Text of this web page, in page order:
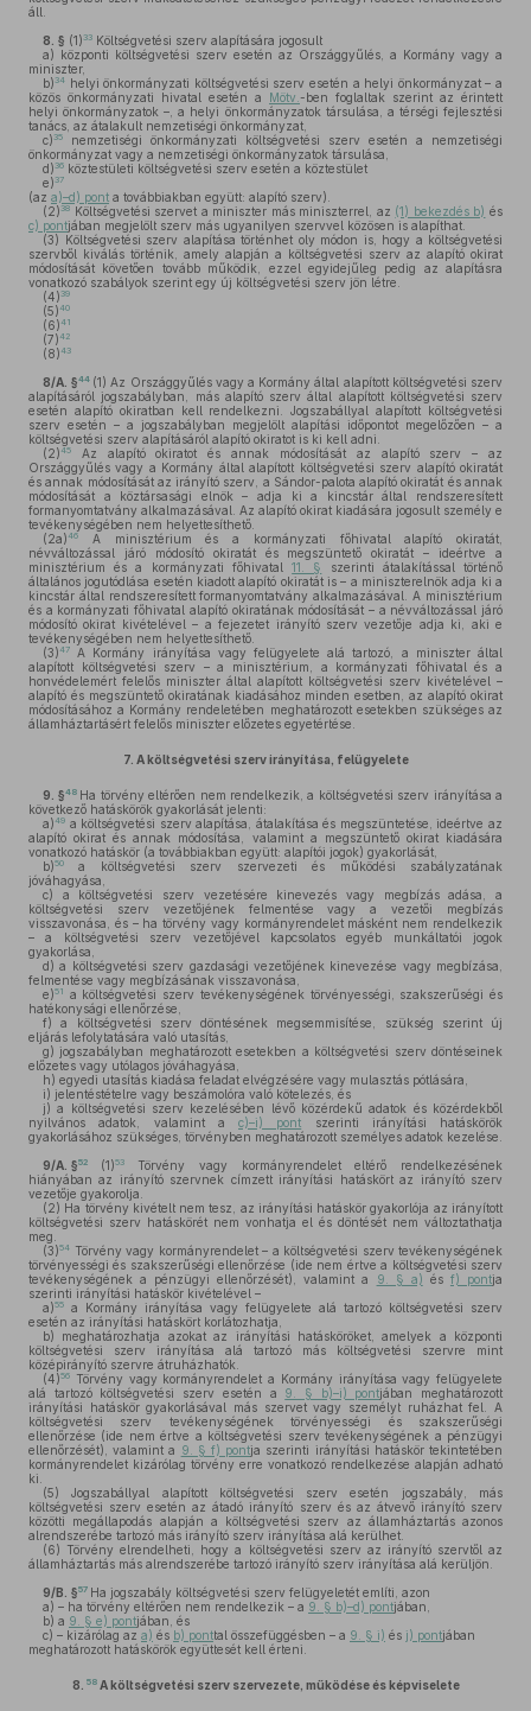
áll.
8. § (1) 33 Költségvetési szerv alapítására jogosult
a) központi költségvetési szerv esetén az Országgyűlés, a Kormány vagy a
miniszter,
b) 34 helyi önkormányzati költségvetési szerv esetén a helyi önkormányzat – a
közös önkormányzati hivatal esetén a Mötv. -ben foglaltak szerint az érintett
helyi önkormányzatok –, a helyi önkormányzatok társulása, a térségi fejlesztési
tanács, az átalakult nemzetiségi önkormányzat,
c) 35
nemzetiségi önkormányzati költségvetési szerv esetén a nemzetiségi
önkormányzat vagy a nemzetiségi önkormányzatok társulása,
d) 36 köztestületi költségvetési szerv esetén a köztestület
e) 37
(az a)–d) pont a továbbiakban együtt: alapító szerv).
(2) 38 Költségvetési szervet a miniszter más miniszterrel, az (1) bekezdés b) és
c) pontjában megjelölt szerv más ugyanilyen szervvel közösen is alapíthat.
(3) Költségvetési szerv alapítása történhet oly módon is, hogy a költségvetési
szervből kiválás történik, amely alapján a költségvetési szerv az alapító okirat
módosítását követően tovább működik, ezzel egyidejűleg pedig az alapításra
vonatkozó szabályok szerint egy új költségvetési szerv jön létre.
(4) 39
(5)40
(6)41
(7)42
(8)43
8/A. §44 (1) Az Országgyűlés vagy a Kormány által alapított költségvetési szerv
alapításáról jogszabályban, más alapító szerv által alapított költségvetési szerv
esetén alapító okiratban kell rendelkezni. Jogszabállyal alapított költségvetési
szerv esetén – a jogszabályban megjelölt alapítási időpontot megelőzően – a
költségvetési szerv alapításáról alapító okiratot is ki kell adni.
(2)45
Az alapító okiratot és annak módosítását az alapító szerv – az
Országgyűlés vagy a Kormány által alapított költségvetési szerv alapító okiratát
és annak módosítását az irányító szerv, a Sándor-palota alapító okiratát és annak
módosítását a köztársasági elnök – adja ki a kincstár által rendszeresített
formanyomtatvány alkalmazásával. Az alapító okirat kiadására jogosult személy e
tevékenységében nem helyettesíthető.
(2a)46
A minisztérium és a kormányzati főhivatal alapító okiratát,
névváltozással járó módosító okiratát és megszüntető okiratát – ideértve a
minisztérium és a kormányzati főhivatal11. §
szerinti átalakítással történő
általános jogutódlása esetén kiadott alapító okiratát is – a miniszterelnök adja ki a
kincstár által rendszeresített formanyomtatvány alkalmazásával. A minisztérium
és a kormányzati főhivatal alapító okiratának módosítását – a névváltozással járó
módosító okirat kivételével – a fejezetet irányító szerv vezetője adja ki, aki e
tevékenységében nem helyettesíthető.
(3)47
A Kormány irányítása vagy felügyelete alá tartozó, a miniszter által
alapított költségvetési szerv – a minisztérium, a kormányzati főhivatal és a
honvédelemért felelős miniszter által alapított költségvetési szerv kivételével –
alapító és megszüntető okiratának kiadásához minden esetben, az alapító okirat
módosításához a Kormány rendeletében meghatározott esetekben szükséges az
államháztartásért felelős miniszter előzetes egyetértése.
7. A költségvetési szerv irányítása, felügyelete
9. §48 Ha törvény eltérően nem rendelkezik, a költségvetési szerv irányítása a
következő hatáskörök gyakorlását jelenti:
a)49 a költségvetési szerv alapítása, átalakítása és megszüntetése, ideértve az
alapító okirat és annak módosítása, valamint a megszüntető okirat kiadására
vonatkozó hatáskör (a továbbiakban együtt: alapítói jogok) gyakorlását,
b)50
a költségvetési szerv szervezeti és működési szabályzatának
jóváhagyása,
c) a költségvetési szerv vezetésére kinevezés vagy megbízás adása, a
költségvetési szerv vezetőjének felmentése vagy a vezetői megbízás
visszavonása, és – ha törvény vagy kormányrendelet másként nem rendelkezik
– a költségvetési szerv vezetőjével kapcsolatos egyéb munkáltatói jogok
gyakorlása,
d) a költségvetési szerv gazdasági vezetőjének kinevezése vagy megbízása,
felmentése vagy megbízásának visszavonása,
e)51
a költségvetési szerv tevékenységének törvényességi, szakszerűségi és
hatékonysági ellenőrzése,
f) a költségvetési szerv döntésének megsemmisítése, szükség szerint új
eljárás lefolytatására való utasítás,
g) jogszabályban meghatározott esetekben a költségvetési szerv döntéseinek
előzetes vagy utólagos jóváhagyása,
h) egyedi utasítás kiadása feladat elvégzésére vagy mulasztás pótlására,
i) jelentéstételre vagy beszámolóra való kötelezés, és
j) a költségvetési szerv kezelésében lévő közérdekű adatok és közérdekből
nyilvános adatok, valamint a c)–i) pont szerinti irányítási hatáskörök
gyakorlásához szükséges, törvényben meghatározott személyes adatok kezelése.
9/A. §52 (1)53Törvény vagy kormányrendelet eltérő rendelkezésének
hiányában az irányító szervnek címzett irányítási hatáskört az irányító szerv
vezetője gyakorolja.
(2) Ha törvény kivételt nem tesz, az irányítási hatáskör gyakorlója az irányított
költségvetési szerv hatáskörét nem vonhatja el és döntését nem változtathatja
meg.
(3)54 Törvény vagy kormányrendelet – a költségvetési szerv tevékenységének
törvényességi és szakszerűségi ellenőrzése (ide nem értve a költségvetési szerv
tevékenységének a pénzügyi ellenőrzését), valamint a
9. § a) és f) pontja
szerinti irányítási hatáskör kivételével –
a)55
a Kormány irányítása vagy felügyelete alá tartozó költségvetési szerv
esetén az irányítási hatáskört korlátozhatja,
b) meghatározhatja azokat az irányítási hatásköröket, amelyek a központi
költségvetési szerv irányítása alá tartozó más költségvetési szervre mint
középirányító szervre átruházhatók.
(4)56
Törvény vagy kormányrendelet a Kormány irányítása vagy felügyelete
alá tartozó költségvetési szerv esetén a 9. § b)–i) pontjában meghatározott
irányítási hatáskör gyakorlásával más szervet vagy személyt ruházhat fel. A
költségvetési szerv tevékenységének törvényességi és szakszerűségi
ellenőrzése (ide nem értve a költségvetési szerv tevékenységének a pénzügyi
ellenőrzését), valamint a 9. § f) pontja szerinti irányítási hatáskör tekintetében
kormányrendelet kizárólag törvény erre vonatkozó rendelkezése alapján adható
ki.
(5) Jogszabállyal alapított költségvetési szerv esetén jogszabály, más
költségvetési szerv esetén az átadó irányító szerv és az átvevő irányító szerv
közötti megállapodás alapján a költségvetési szerv az államháztartás azonos
alrendszerébe tartozó más irányító szerv irányítása alá kerülhet.
(6) Törvény elrendelheti, hogy a költségvetési szerv az irányító szervtől az
államháztartás más alrendszerébe tartozó irányító szerv irányítása alá kerüljön.
9/B. §57 Ha jogszabály költségvetési szerv felügyeletét említi, azon
a) – ha törvény eltérően nem rendelkezik – a 9. § b)–d) pontjában,
b) a 9. § e) pontjában, és
c) – kizárólag az a) és b) ponttal összefüggésben – a 9. § i) és j) pontjában
meghatározott hatáskörök együttesét kell érteni.
8. 58A költségvetési szerv szervezete, működése és képviselete